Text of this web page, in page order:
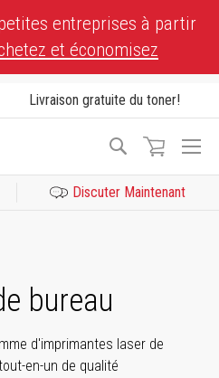
entreprises à partir
et économisez
Livraison gratuite du toner!
Recherche
Discuter Maintenant
bureau
d'imprimantes laser de
en-un de qualité